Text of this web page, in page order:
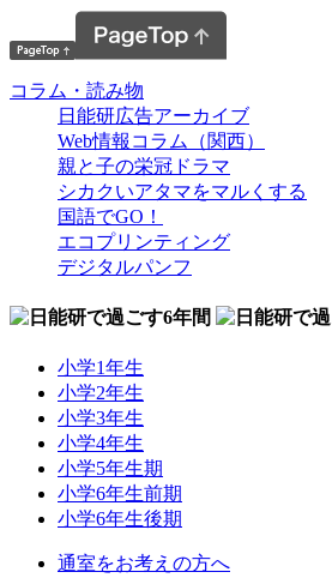
コラム・読み物
日能研広告アーカイブ
Web情報コラム（関西）
親と子の栄冠ドラマ
シカクいアタマをマルくする
国語でGO！
エコプリンティング
デジタルパンフ
小学1年生
小学2年生
小学3年生
小学4年生
小学5年生期
小学6年生前期
小学6年生後期
通室をお考えの方へ